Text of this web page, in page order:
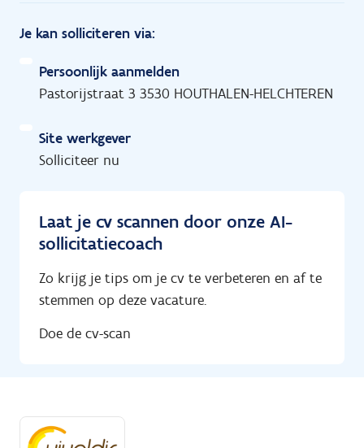
Je kan solliciteren via:
Persoonlijk aanmelden
Pastorijstraat 3 3530 HOUTHALEN-HELCHTEREN
Site werkgever
Solliciteer nu
Laat je cv scannen door onze AI-
sollicitatiecoach
Zo krijg je tips om je cv te verbeteren en af te
stemmen op deze vacature.
Doe de cv-scan